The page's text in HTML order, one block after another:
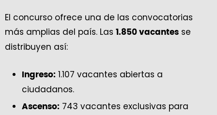
El concurso ofrece una de las convocatorias
más amplias del país. Las 1.850 vacantes se
distribuyen así:
Ingreso: 1.107 vacantes abiertas a
ciudadanos.
Ascenso: 743 vacantes exclusivas para